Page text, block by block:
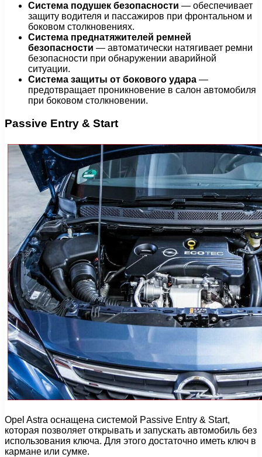
Система подушек безопасности — обеспечивает
защиту водителя и пассажиров при фронтальном и
боковом столкновениях.
Система преднатяжителей ремней
безопасности — автоматически натягивает ремни
безопасности при обнаружении аварийной
ситуации.
Система защиты от бокового удара —
предотвращает проникновение в салон автомобиля
при боковом столкновении.
Passive Entry & Start
Opel Astra оснащена системой Passive Entry & Start,
которая позволяет открывать и запускать автомобиль без
использования ключа. Для этого достаточно иметь ключ в
кармане или сумке.